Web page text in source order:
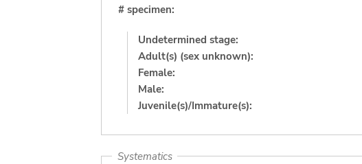
# specimen:
Undetermined stage:
Adult(s) (sex unknown):
Female:
Male:
Juvenile(s)/Immature(s):
Systematics